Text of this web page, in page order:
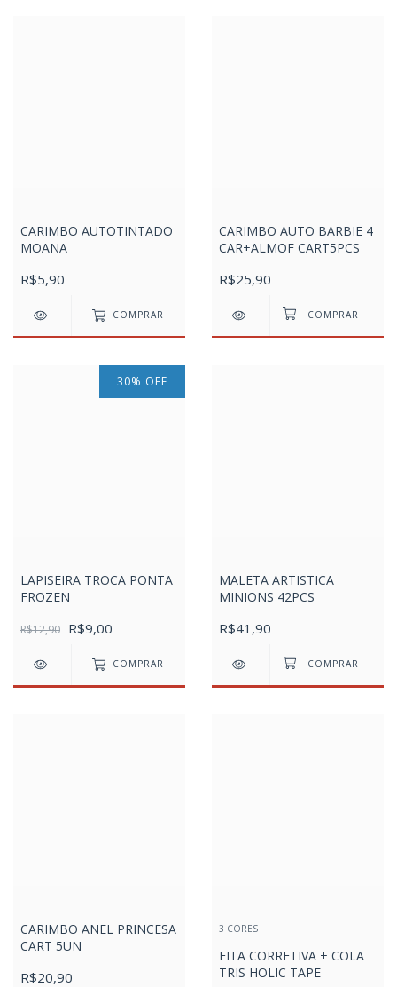
CARIMBO AUTOTINTADO
MOANA
R$5,90
COMPRAR
CARIMBO AUTO BARBIE 4
CAR+ALMOF CART5PCS
R$25,90
30% OFF
LAPISEIRA TROCA PONTA
FROZEN
R$12,90 R$9,00
COMPRAR
MALETA ARTISTICA
MINIONS 42PCS
R$41,90
CARIMBO ANEL PRINCESA
CART 5UN
R$20,90
3 CORES
FITA CORRETIVA + COLA
TRIS HOLIC TAPE